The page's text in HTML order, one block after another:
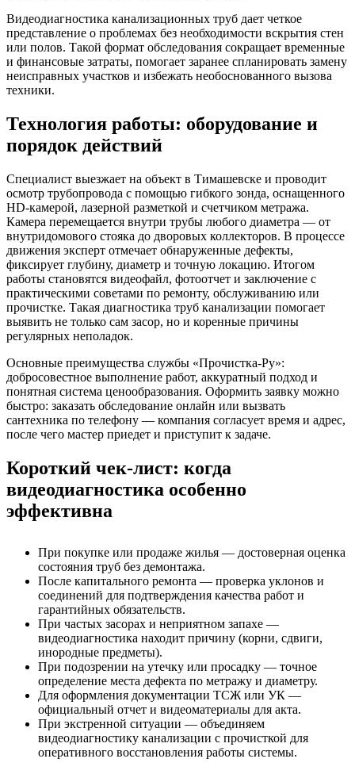
Видеодиагностика канализационных труб дает четкое
представление о проблемах без необходимости вскрытия стен
или полов. Такой формат обследования сокращает временные
и финансовые затраты, помогает заранее спланировать замену
неисправных участков и избежать необоснованного вызова
техники.
Технология работы: оборудование и
порядок действий
Специалист выезжает на объект в Тимашевске и проводит
осмотр трубопровода с помощью гибкого зонда, оснащенного
HD-камерой, лазерной разметкой и счетчиком метража.
Камера перемещается внутри трубы любого диаметра — от
внутридомового стояка до дворовых коллекторов. В процессе
движения эксперт отмечает обнаруженные дефекты,
фиксирует глубину, диаметр и точную локацию. Итогом
работы становятся видеофайл, фотоотчет и заключение с
практическими советами по ремонту, обслуживанию или
прочистке. Такая диагностика труб канализации помогает
выявить не только сам засор, но и коренные причины
регулярных неполадок.
Основные преимущества службы «Прочистка-Ру»:
добросовестное выполнение работ, аккуратный подход и
понятная система ценообразования. Оформить заявку можно
быстро: заказать обследование онлайн или вызвать
сантехника по телефону — компания согласует время и адрес,
после чего мастер приедет и приступит к задаче.
Короткий чек-лист: когда
видеодиагностика особенно
эффективна
При покупке или продаже жилья — достоверная оценка
состояния труб без демонтажа.
После капитального ремонта — проверка уклонов и
соединений для подтверждения качества работ и
гарантийных обязательств.
При частых засорах и неприятном запахе —
видеодиагностика находит причину (корни, сдвиги,
инородные предметы).
При подозрении на утечку или просадку — точное
определение места дефекта по метражу и диаметру.
Для оформления документации ТСЖ или УК —
официальный отчет и видеоматериалы для акта.
При экстренной ситуации — объединяем
видеодиагностику канализации с прочисткой для
оперативного восстановления работы системы.